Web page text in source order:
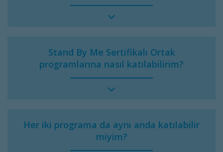
Stand By Me Sertifikalı Ortak
programlarına nasıl katılabilirim?
Her iki programa da aynı anda katılabilir
miyim?